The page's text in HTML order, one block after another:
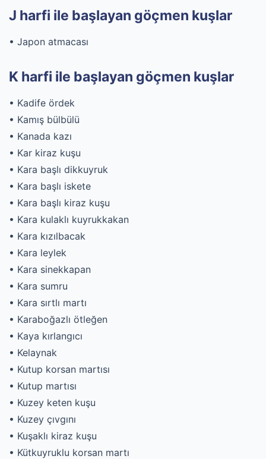
J harfi ile başlayan göçmen kuşlar
• Japon atmacası
K harfi ile başlayan göçmen kuşlar
• Kadife ördek
• Kamış bülbülü
• Kanada kazı
• Kar kiraz kuşu
• Kara başlı dikkuyruk
• Kara başlı iskete
• Kara başlı kiraz kuşu
• Kara kulaklı kuyrukkakan
• Kara kızılbacak
• Kara leylek
• Kara sinekkapan
• Kara sumru
• Kara sırtlı martı
• Karaboğazlı ötleğen
• Kaya kırlangıcı
• Kelaynak
• Kutup korsan martısı
• Kutup martısı
• Kuzey keten kuşu
• Kuzey çıvgını
• Kuşaklı kiraz kuşu
• Kütkuyruklu korsan martı